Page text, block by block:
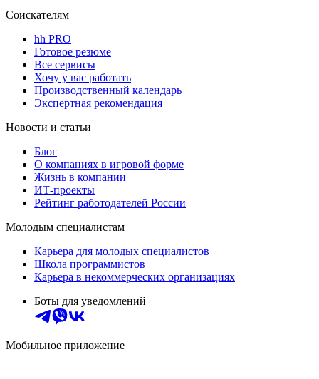
Соискателям
hh PRO
Готовое резюме
Все сервисы
Хочу у вас работать
Производственный календарь
Экспертная рекомендация
Новости и статьи
Блог
О компаниях в игровой форме
Жизнь в компании
ИТ-проекты
Рейтинг работодателей России
Молодым специалистам
Карьера для молодых специалистов
Школа программистов
Карьера в некоммерческих организациях
Боты для уведомлений
Мобильное приложение